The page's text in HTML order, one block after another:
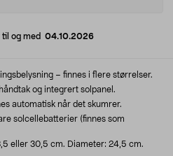
til og med 04.10.2026
– finnes i flere størrelser.
og integrert solpanel.
automatisk når det skumrer.
solcellebatterier (finnes som
eller 30,5 cm. Diameter: 24,5 cm.